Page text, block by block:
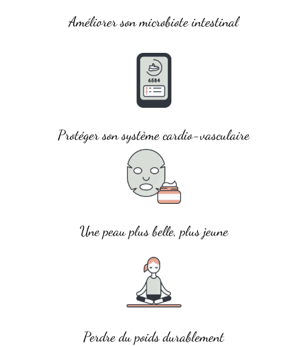
Améliorer son microbiote intestinal
Protéger son système cardio-vasculaire
Une peau plus belle, plus jeune
Perdre du poids durablement